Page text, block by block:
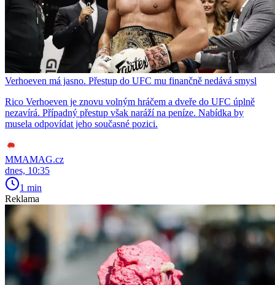
Verhoeven má jasno. Přestup do UFC mu finančně nedává smysl
Rico Verhoeven je znovu volným hráčem a dveře do UFC úplně
nezavírá. Případný přestup však naráží na peníze. Nabídka by
musela odpovídat jeho současné pozici.
MMAMAG.cz
dnes, 10:35
1 min
Reklama